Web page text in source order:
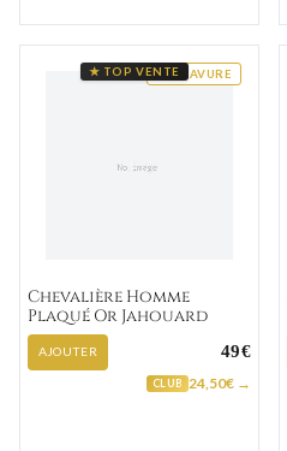
GRAVURE
★ TOP VENTE
Chevalière Homme
Plaqué Or Jahouard
AJOUTER 49€
CLUB 24,50€ →